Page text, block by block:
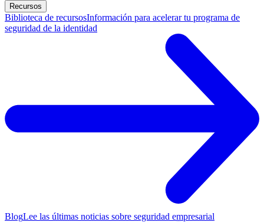
Recursos
Biblioteca de recursosInformación para acelerar tu programa de
seguridad de la identidad
BlogLee las últimas noticias sobre seguridad empresarial